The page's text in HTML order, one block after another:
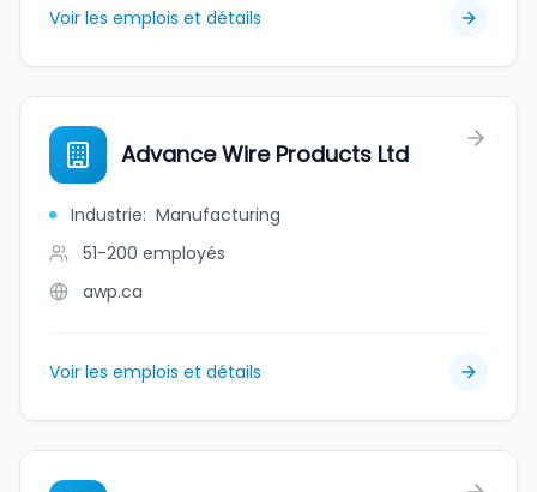
Voir les emplois et détails
Advance Wire Products Ltd
Industrie: Manufacturing
51-200 employés
awp.ca
Voir les emplois et détails